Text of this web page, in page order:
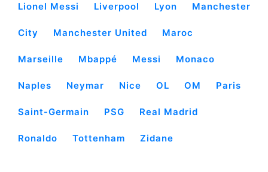
Lionel Messi Liverpool Lyon Manchester
City Manchester United Maroc
Marseille Mbappé Messi Monaco
Naples Neymar Nice OL OM Paris
Saint-Germain PSG Real Madrid
Ronaldo Tottenham Zidane